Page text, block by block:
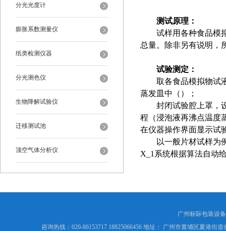
分光光度计
膨胀系数测量仪
纸类检测仪器
分光测色仪
生物降解试验仪
迁移测试池
顶空气体分析仪
测试原理：
试样用各种食品模
总量。除非另有说明，
试验测定：
取各食品模拟物试
蒸发皿中（）；
封闭试验腔上罩，设
程（浸泡液再沸点温度
在仪器操作界面显示试
以一般片材试样为例
X_1系统根据算法自动
广州标际包装设
咨询热线：020-86153717 18825066456 地址： 广州市黄埔区夏港街